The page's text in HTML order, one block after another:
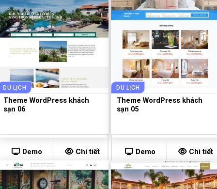
DU LỊCH
Theme WordPress khách
sạn 06
Demo Chi tiết
DU LỊCH
Theme WordPress khách
sạn 05
Demo Chi tiết